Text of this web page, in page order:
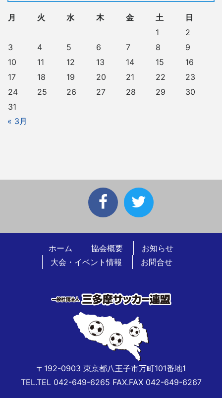
月 火 水 木 金 土
日
1
2
3
4 5 6 7 8
9
10
11 12 13 14 15
16
17
18 19 20 21 22
23
24
25 26 27 28 29
30
31
« 3月
ホーム 協会概要
お知らせ
大会・イベント情報
お問合せ
〒192-0903 東京都八王子市万町101番地1
TEL.TEL 042-649-6265 FAX.FAX 042-649-6267